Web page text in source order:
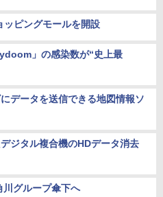
ピングモールを開設
」の感染数が“史上最
データを送信できる地図情報ソ
ジタル複合機のHDデータ消去
川グループ傘下へ